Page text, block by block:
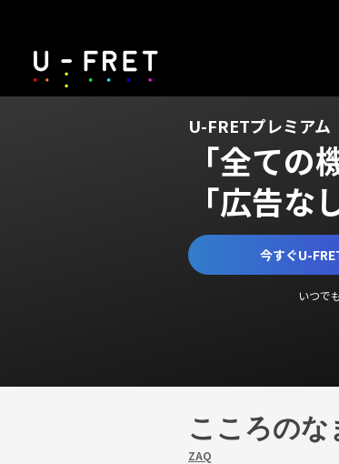
U-FRETプレミアム
「全ての
「広告な
今すぐU-
いつで
こころのな
ZAQ